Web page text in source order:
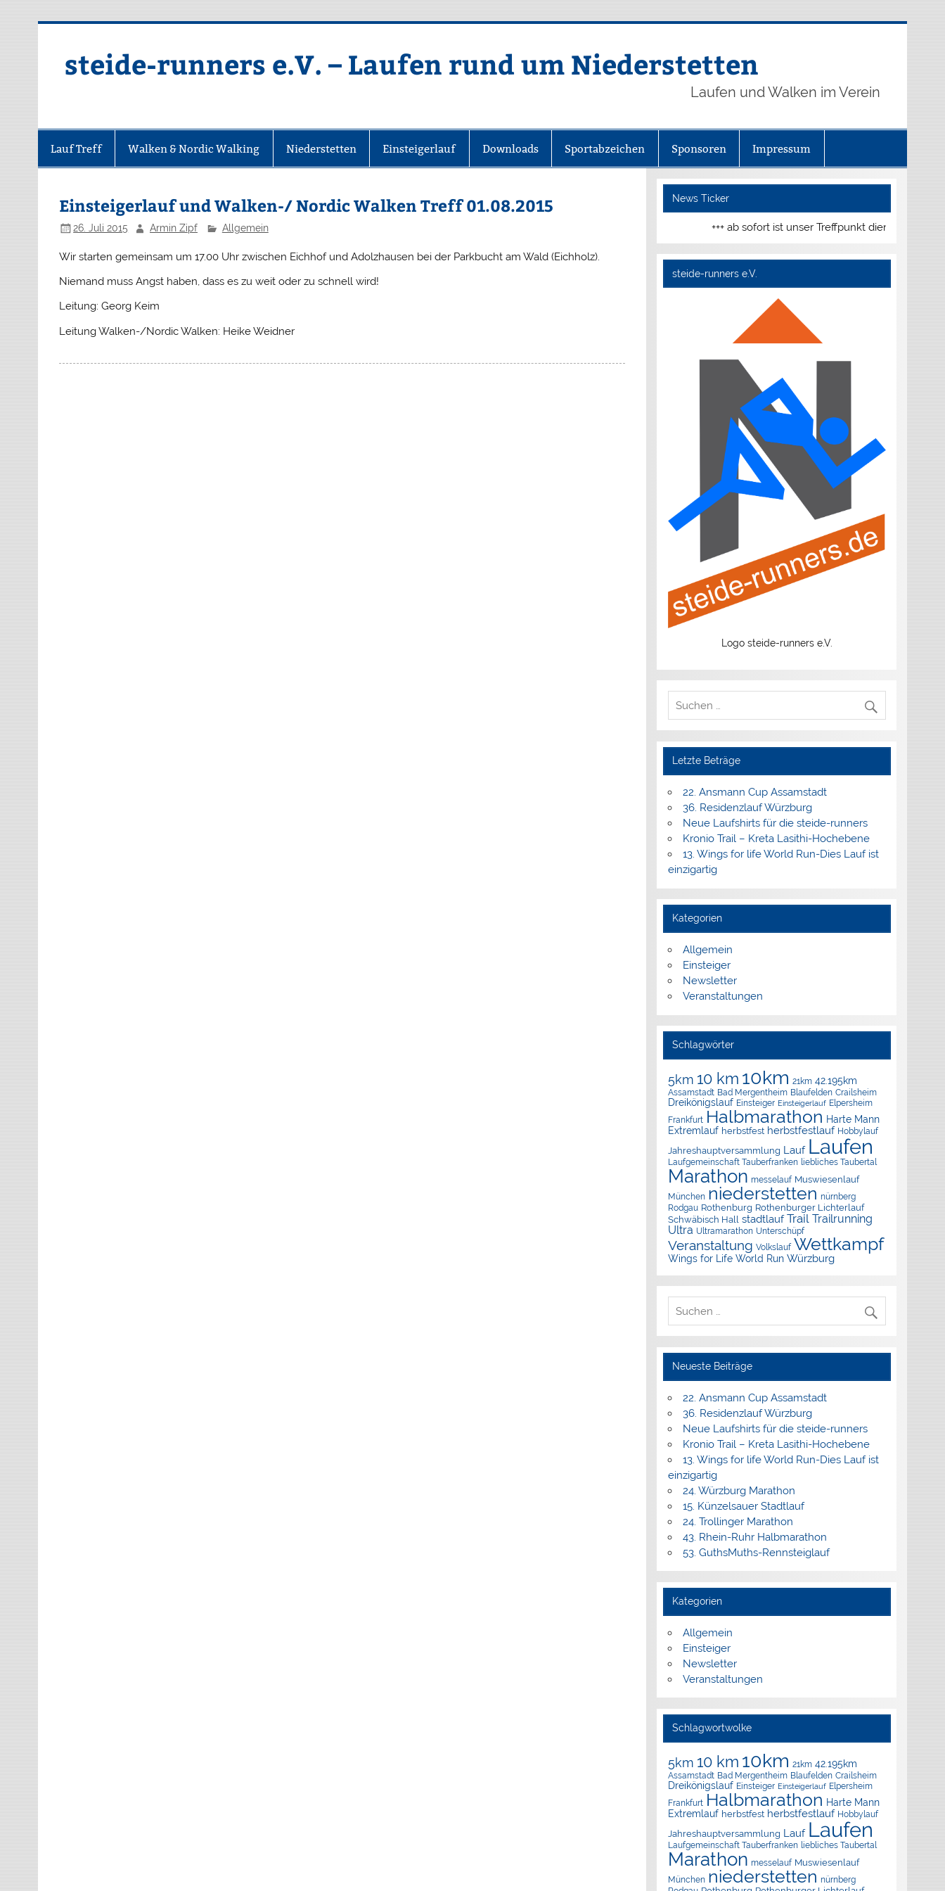
steide-runners e.V. – Laufen rund um Niederstetten
Laufen und Walken im Verein
Lauf Treff Walken & Nordic Walking Niederstetten Einsteigerlauf Downloads Sportabzeichen Sponsoren Impressum
Einsteigerlauf und Walken-/ Nordic Walken Treff 01.08.2015
26. Juli 2015 Armin Zipf Allgemein
Wir starten gemeinsam um 17.00 Uhr zwischen Eichhof und Adolzhausen bei der Parkbucht am Wald (Eichholz).
Niemand muss Angst haben, dass es zu weit oder zu schnell wird!
Leitung: Georg Keim
Leitung Walken-/Nordic Walken: Heike Weidner
News Ticker
+++ ab sofort ist unser Treffpunkt dienstags und
steide-runners e.V.
Logo steide-runners e.V.
Letzte Beträge
22. Ansmann Cup Assamstadt
36. Residenzlauf Würzburg
Neue Laufshirts für die steide-runners
Kronio Trail – Kreta Lasithi-Hochebene
13. Wings for life World Run-Dies Lauf ist
einzigartig
Kategorien
Allgemein
Einsteiger
Newsletter
Veranstaltungen
Schlagwörter
5km 10 km 10km 21km 42.195km
Assamstadt Bad Mergentheim Blaufelden Crailsheim
Dreikönigslauf Einsteiger Einsteigerlauf Elpersheim
Frankfurt Halbmarathon Harte Mann
Extremlauf herbstfest herbstfestlauf Hobbylauf
Jahreshauptversammlung Lauf Laufen
Laufgemeinschaft Tauberfranken liebliches Taubertal
Marathon messelauf Muswiesenlauf
München niederstetten nürnberg
Rodgau Rothenburg Rothenburger Lichterlauf
Schwäbisch Hall stadtlauf Trail Trailrunning
Ultra Ultramarathon Unterschüpf
Veranstaltung Volkslauf Wettkampf
Wings for Life World Run Würzburg
Neueste Beiträge
22. Ansmann Cup Assamstadt
36. Residenzlauf Würzburg
Neue Laufshirts für die steide-runners
Kronio Trail – Kreta Lasithi-Hochebene
13. Wings for life World Run-Dies Lauf ist
einzigartig
24. Würzburg Marathon
15. Künzelsauer Stadtlauf
24. Trollinger Marathon
43. Rhein-Ruhr Halbmarathon
53. GuthsMuths-Rennsteiglauf
Kategorien
Allgemein
Einsteiger
Newsletter
Veranstaltungen
Schlagwortwolke
5km 10 km 10km 21km 42.195km
Assamstadt Bad Mergentheim Blaufelden Crailsheim
Dreikönigslauf Einsteiger Einsteigerlauf Elpersheim
Frankfurt Halbmarathon Harte Mann
Extremlauf herbstfest herbstfestlauf Hobbylauf
Jahreshauptversammlung Lauf Laufen
Laufgemeinschaft Tauberfranken liebliches Taubertal
Marathon messelauf Muswiesenlauf
München niederstetten nürnberg